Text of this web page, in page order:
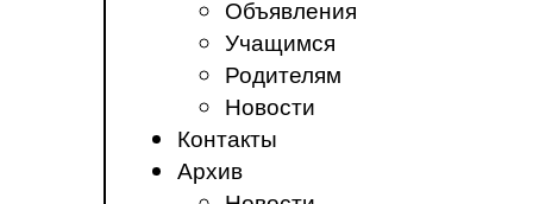
Объявления
Учащимся
Родителям
Новости
Контакты
Архив